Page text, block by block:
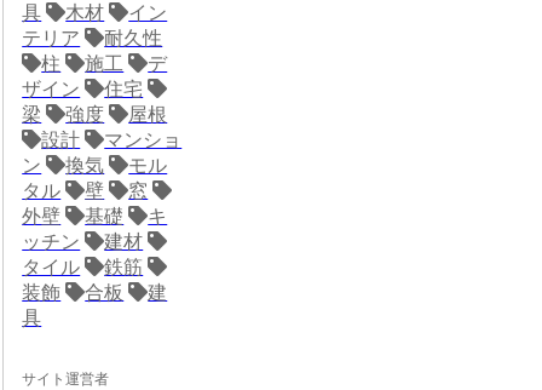
具
木材
イン
テリア
耐久性
柱
施工
デ
ザイン
住宅
梁
強度
屋根
設計
マンショ
ン
換気
モル
タル
壁
窓
外壁
基礎
キ
ッチン
建材
タイル
鉄筋
装飾
合板
建
具
サイト運営者